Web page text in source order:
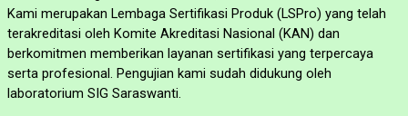
Kami merupakan Lembaga Sertifikasi Produk (LSPro) yang telah
terakreditasi oleh Komite Akreditasi Nasional (KAN) dan
berkomitmen memberikan layanan sertifikasi yang terpercaya
serta profesional. Pengujian kami sudah didukung oleh
laboratorium SIG Saraswanti.